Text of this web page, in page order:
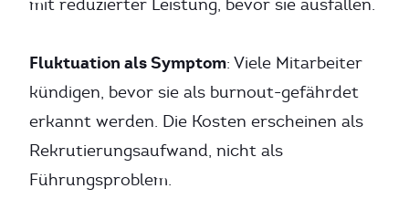
mit reduzierter Leistung, bevor sie ausfallen.
Fluktuation als Symptom: Viele Mitarbeiter
kündigen, bevor sie als burnout-gefährdet
erkannt werden. Die Kosten erscheinen als
Rekrutierungsaufwand, nicht als
Führungsproblem.